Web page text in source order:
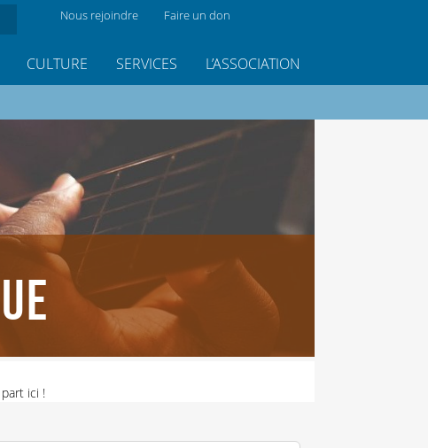
Nous rejoindre Faire un don
CULTURE SERVICES L’ASSOCIATION
ici !